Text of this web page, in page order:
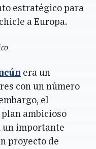
estratégico para
a Europa.
era un
con un número
el
ambicioso
un importante
proyecto de